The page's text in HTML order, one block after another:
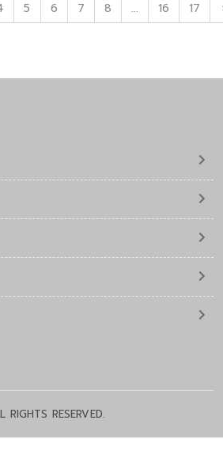
มพร้อมสู่ การศึกษาในยุคดิจิทัลที่
5 6 7 8 ... 16 17
RESERVED.